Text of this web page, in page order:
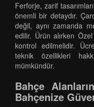
Ferforje, zarif
önemli bir detaydır.
değil, aynı zamanda
edilir. Ürün alırken
kontrol edilmelidir.
teknik özellikleri
mümkündür.
Bahçe
Bahçenize